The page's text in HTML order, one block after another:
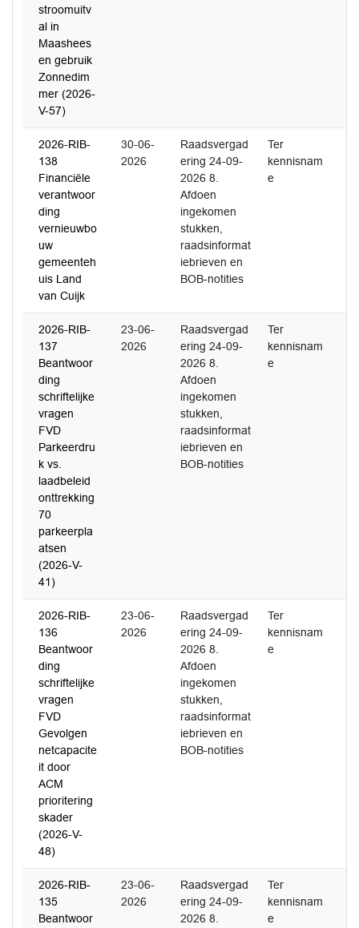
stroomuitv
al in
Maashees
en gebruik
Zonnedim
mer (2026-
V-57)
2026-RIB-
138
Financiële
verantwoor
ding
vernieuwbo
uw
gemeenteh
uis Land
van Cuijk
30-06-
2026
Raadsvergad
ering 24-09-
2026 8.
Afdoen
ingekomen
stukken,
raadsinformat
iebrieven en
BOB-notities
Ter
kennisnam
e
2026-RIB-
137
Beantwoor
ding
schriftelijke
vragen
FVD
Parkeerdru
k vs.
laadbeleid
onttrekking
70
parkeerpla
atsen
(2026-V-
41)
23-06-
2026
Raadsvergad
ering 24-09-
2026 8.
Afdoen
ingekomen
stukken,
raadsinformat
iebrieven en
BOB-notities
Ter
kennisnam
e
2026-RIB-
136
Beantwoor
ding
schriftelijke
vragen
FVD
Gevolgen
netcapacite
it door
ACM
prioritering
skader
(2026-V-
48)
23-06-
2026
Raadsvergad
ering 24-09-
2026 8.
Afdoen
ingekomen
stukken,
raadsinformat
iebrieven en
BOB-notities
Ter
kennisnam
e
2026-RIB-
135
Beantwoor
23-06-
2026
Raadsvergad
ering 24-09-
2026 8.
Ter
kennisnam
e